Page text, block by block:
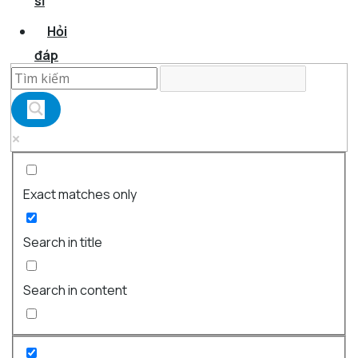
Hỏi
đáp
Exact matches only
Search in title
Search in content